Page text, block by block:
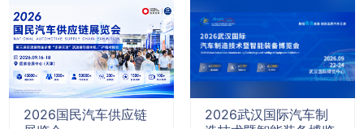
2026国民汽车供应链
2026武汉国际汽车制